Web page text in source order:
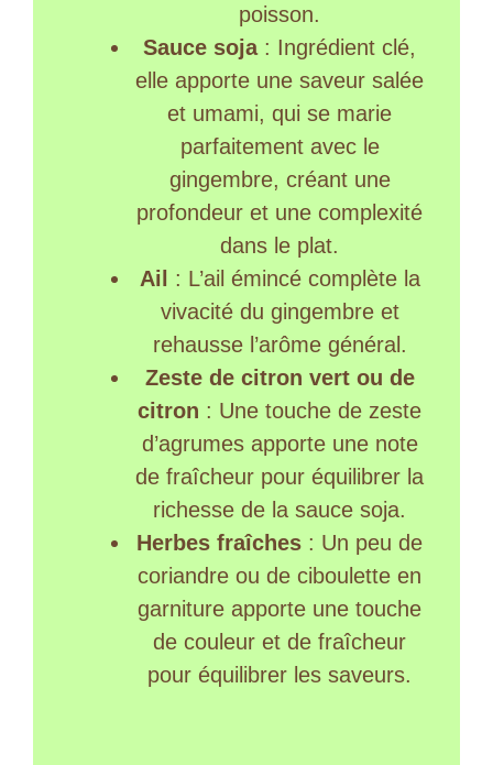
poisson.
Sauce soja: Ingrédient clé,
elle apporte une saveur salée
et umami, qui se marie
parfaitement avec le
gingembre, créant une
profondeur et une complexité
dans le plat.
Ail
: L’ail émincé complète la
vivacité du gingembre et
rehausse l’arôme général.
Zeste de citron vert ou de
citron : Une touche de zeste
d’agrumes apporte une note
de fraîcheur pour équilibrer la
richesse de la sauce soja.
Herbes fraîches : Un peu de
coriandre ou de ciboulette en
garniture apporte une touche
de couleur et de fraîcheur
pour équilibrer les saveurs.